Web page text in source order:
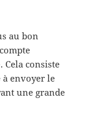
au bon
. Cela consiste
à envoyer le
une grande